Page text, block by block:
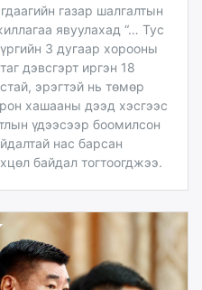
газар шалгалтын
явуулахад “… Тус
3 дугаар хорооны
дэвсгэрт иргэн 18
эрэгтэй нь төмөр
хашааны дээд хэсгээс
үдээсээр боомилсон
нас барсан
байдал тогтоогджээ.